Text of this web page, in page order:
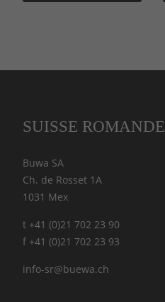
SUISSE ROMANDE
Buwa SA
Ch. de Rosset 1A
1031 Mex
t +41 (0)21 702 23 90
f +41 (0)21 702 23 93
info-sr@buewa.ch